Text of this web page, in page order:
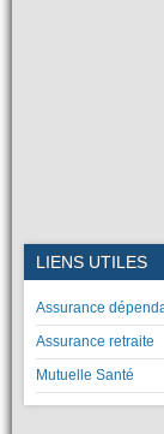
LIENS UTILES
Assurance
Assurance retraite
Mutuelle Santé